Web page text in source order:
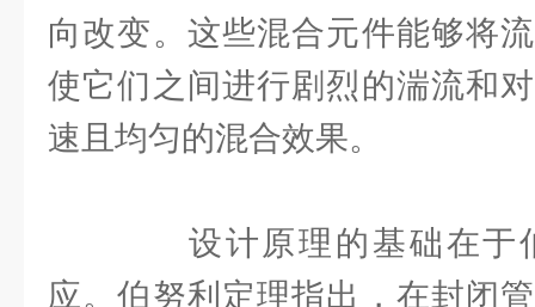
向改变。这些混合元件能够将
使它们之间进行剧烈的湍流和
速且均匀的混合效果。
设计原理的基础在于
应。伯努利定理指出，在封闭